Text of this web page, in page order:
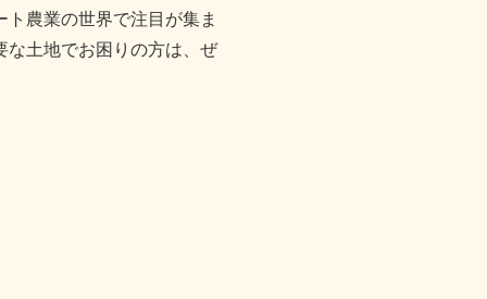
農業の世界で注目が集ま
な土地でお困りの方は、ぜ